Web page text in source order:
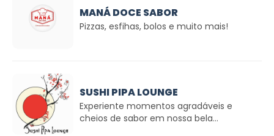
MANÁ DOCE SABOR
Pizzas, esfihas, bolos e muito mais!
SUSHI PIPA LOUNGE
Experiente momentos agradáveis e
cheios de sabor em nossa bela...